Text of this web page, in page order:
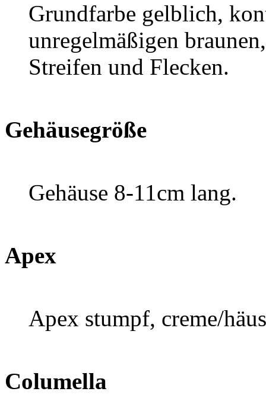
Grundfarbe gelblich,
unregelmäßigen
Streifen und Flecken.
Gehäusegröße
Gehäuse 8-11cm lang.
Apex
Apex stumpf, creme/
Columella